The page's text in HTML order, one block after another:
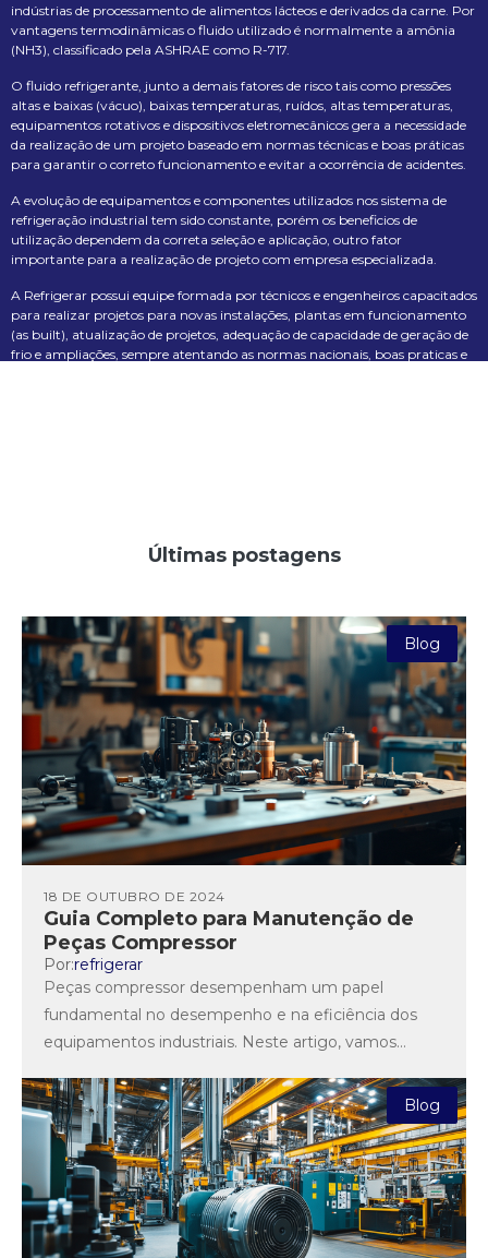
indústrias de processamento de alimentos lácteos e derivados da carne. Por
vantagens termodinâmicas o fluido utilizado é normalmente a amônia
(NH3), classificado pela ASHRAE como R-717.
O fluido refrigerante, junto a demais fatores de risco tais como pressões
altas e baixas (vácuo), baixas temperaturas, ruídos, altas temperaturas,
equipamentos rotativos e dispositivos eletromecânicos gera a necessidade
da realização de um projeto baseado em normas técnicas e boas práticas
para garantir o correto funcionamento e evitar a ocorrência de acidentes.
A evolução de equipamentos e componentes utilizados nos sistema de
refrigeração industrial tem sido constante, porém os beneficios de
utilização dependem da correta seleção e aplicação, outro fator
importante para a realização de projeto com empresa especializada.
A Refrigerar possui equipe formada por técnicos e engenheiros capacitados
para realizar projetos para novas instalações, plantas em funcionamento
(as built), atualização de projetos, adequação de capacidade de geração de
frio e ampliações, sempre atentando as normas nacionais, boas praticas e
Últimas postagens
Blog
Guia Completo para Manutenção de
Peças Compressor
18 DE OUTUBRO DE 2024
Por:refrigerar
Peças compressor desempenham um papel
fundamental no desempenho e na eficiência dos
equipamentos industriais. Neste artigo, vamos
tipos...
Blog